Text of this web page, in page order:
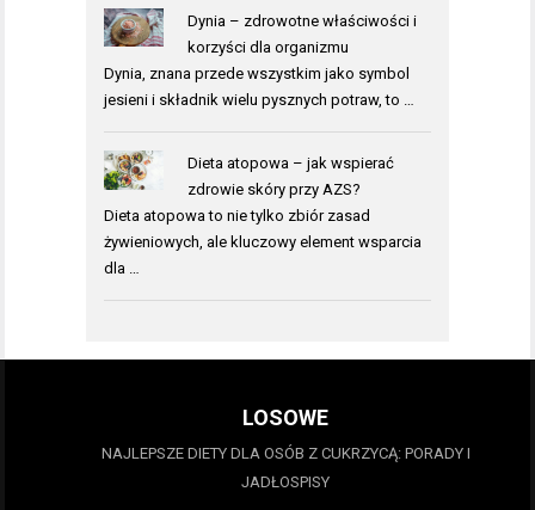
Dynia – zdrowotne właściwości i
korzyści dla organizmu
Dynia, znana przede wszystkim jako symbol
jesieni i składnik wielu pysznych potraw, to …
Dieta atopowa – jak wspierać
zdrowie skóry przy AZS?
Dieta atopowa to nie tylko zbiór zasad
żywieniowych, ale kluczowy element wsparcia
dla …
LOSOWE
NAJLEPSZE DIETY DLA OSÓB Z CUKRZYCĄ: PORADY I
JADŁOSPISY